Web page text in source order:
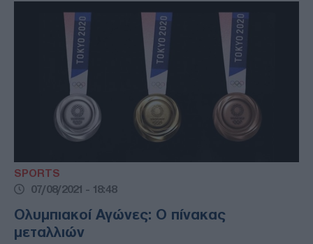
SPORTS
07/08/2021 - 18:48
Ολυμπιακοί Αγώνες: Ο πίνακας
μεταλλιών